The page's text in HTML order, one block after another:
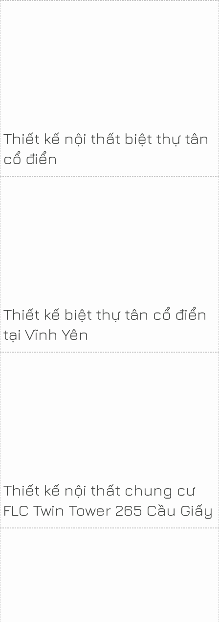
Thiết kế nội thất biệt thự tân
cổ điển
Thiết kế biệt thự tân cổ điển
tại Vĩnh Yên
Thiết kế nội thất chung cư
FLC Twin Tower 265 Cầu Giấy